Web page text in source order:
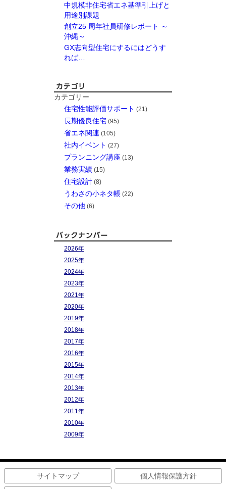
中規模非住宅省エネ基準引上げと
用途別課題
創立25 周年社員研修レポート ～
沖縄～
GX志向型住宅にするにはどうす
れば…
カテゴリー
住宅性能評価サポート (21)
長期優良住宅 (95)
省エネ関連 (105)
社内イベント (27)
プランニング講座 (13)
業務実績 (15)
住宅設計 (8)
うわさの小ネタ帳 (22)
その他 (6)
2026年
2025年
2024年
2023年
2021年
2020年
2019年
2018年
2017年
2016年
2015年
2014年
2013年
2012年
2011年
2010年
2009年
サイトマップ 個人情報保護方針